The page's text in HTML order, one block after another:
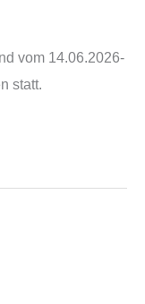
vom 14.06.2026-
statt.